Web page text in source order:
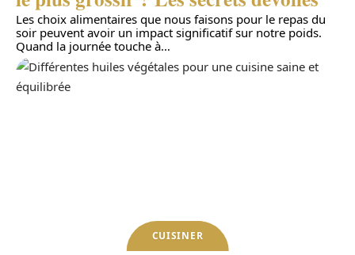
Les choix alimentaires que nous faisons pour le repas du
soir peuvent avoir un impact significatif sur notre poids.
Quand la journée touche à…
CUISINER